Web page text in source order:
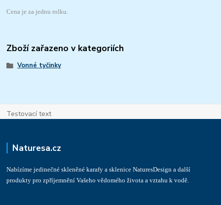
Cena je za jednu rolku.
Zboží zařazeno v kategoriích
Vonné tyčinky
Testovací text
Naturesa.cz
Nabízíme jedinečné skleněné karafy a sklenice NaturesDesign a další
produkty pro zpříjemnění Vašeho vědomého života a vztahu k vodě.